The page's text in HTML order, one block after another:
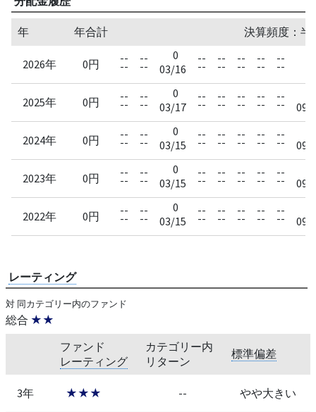
年 年合計 決算頻度：半
2026年 0円 --
--
--
--
0
03/16
--
--
--
--
--
--
--
--
--
--
2025年 0円 --
--
--
--
0
03/17
--
--
--
--
--
--
--
--
--
--
09/
2024年 0円 --
--
--
--
0
03/15
--
--
--
--
--
--
--
--
--
--
09/
2023年 0円 --
--
--
--
0
03/15
--
--
--
--
--
--
--
--
--
--
09/
2022年 0円 --
--
--
--
0
03/15
--
--
--
--
--
--
--
--
--
--
09/
レーティング
対 同カテゴリー内のファンド
総合 ★★
ファンド
レーティング
カテゴリー内
リターン
標準偏差
3年 ★★★ -- やや大きい